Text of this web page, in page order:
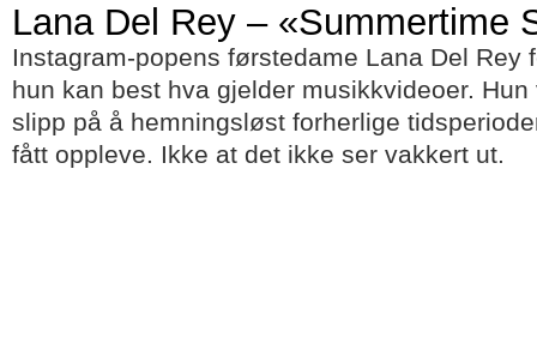
Lana Del Rey – «Summertime
Instagram-popens førstedame Lana Del Rey
hun kan best hva gjelder musikkvideoer.
slipp på å hemningsløst forherlige
fått oppleve. Ikke at det ikke ser vakkert ut.